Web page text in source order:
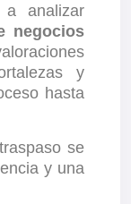
a analizar
negocios
y
hasta
se
y una